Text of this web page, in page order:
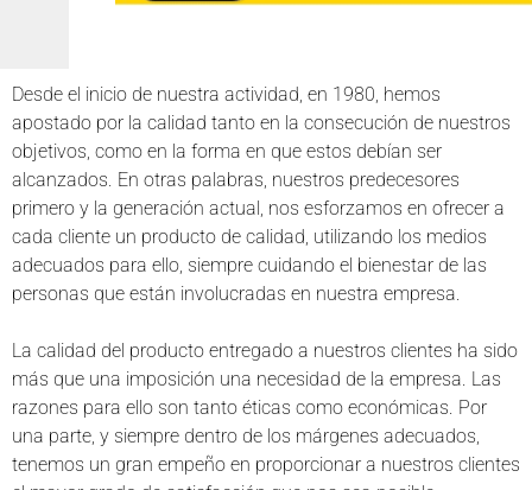
Desde el inicio de nuestra actividad, en 1980, hemos
apostado por la calidad tanto en la consecución de nuestros
objetivos, como en la forma en que estos debían ser
alcanzados. En otras palabras, nuestros predecesores
primero y la generación actual, nos esforzamos en ofrecer a
cada cliente un producto de calidad, utilizando los medios
adecuados para ello, siempre cuidando el bienestar de las
personas que están involucradas en nuestra empresa.
La calidad del producto entregado a nuestros clientes ha sido
más que una imposición una necesidad de la empresa. Las
razones para ello son tanto éticas como económicas. Por
una parte, y siempre dentro de los márgenes adecuados,
tenemos un gran empeño en proporcionar a nuestros clientes